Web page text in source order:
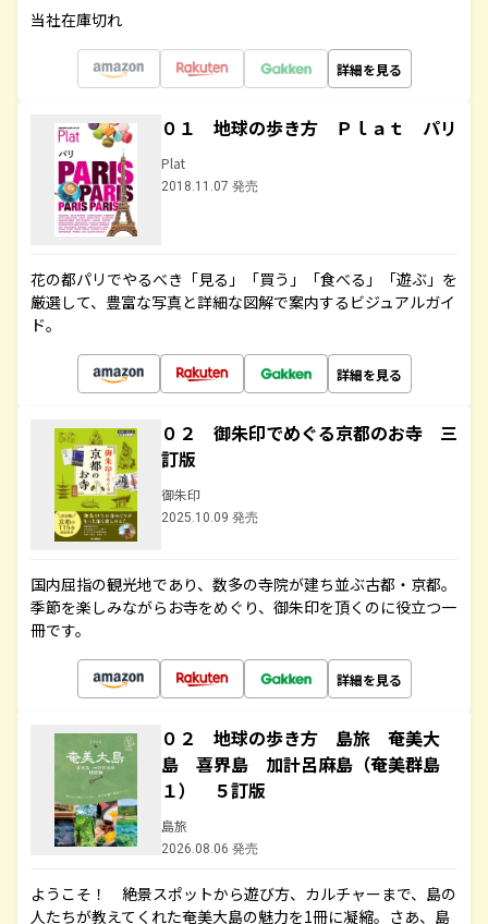
当社在庫切れ
詳細を見る
０１ 地球の歩き方 Ｐｌａｔ パリ
Plat
2018.11.07 発売
花の都パリでやるべき「見る」「買う」「食べる」「遊ぶ」を
厳選して、豊富な写真と詳細な図解で案内するビジュアルガイ
ド。
詳細を見る
０２ 御朱印でめぐる京都のお寺 三
訂版
御朱印
2025.10.09 発売
国内屈指の観光地であり、数多の寺院が建ち並ぶ古都・京都。
季節を楽しみながらお寺をめぐり、御朱印を頂くのに役立つ一
冊です。
詳細を見る
０２ 地球の歩き方 島旅 奄美大
島 喜界島 加計呂麻島（奄美群島
１） ５訂版
島旅
2026.08.06 発売
ようこそ！ 絶景スポットから遊び方、カルチャーまで、島の
人たちが教えてくれた奄美大島の魅力を1冊に凝縮。さあ、島